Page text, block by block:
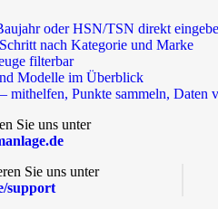
oder HSN/TSN direkt
nach Kategorie und Marke
filterbar
Modelle im Überblick
mithelfen, Punkte sammeln, Daten
Sie uns unter
Sie uns unter
support